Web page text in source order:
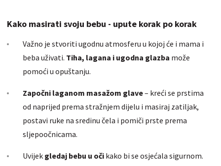
Kako masirati svoju bebu - upute korak po korak
Važno je stvoriti ugodnu atmosferu u kojoj će i mama i
beba uživati. Tiha, lagana i ugodna glazba može
pomoći u opuštanju.
Započni laganom masažom glave– kreći se prstima
od naprijed prema stražnjem dijelu i masiraj zatiljak,
postavi ruke na sredinu čela i pomiči prste prema
sljepoočnicama.
Uvijek gledaj bebu u oči kako bi se osjećala sigurnom.